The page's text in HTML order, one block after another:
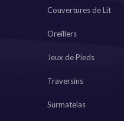
Couvertures de Lit
Oreillers
Jeux de Pieds
Traversins
Surmatelas